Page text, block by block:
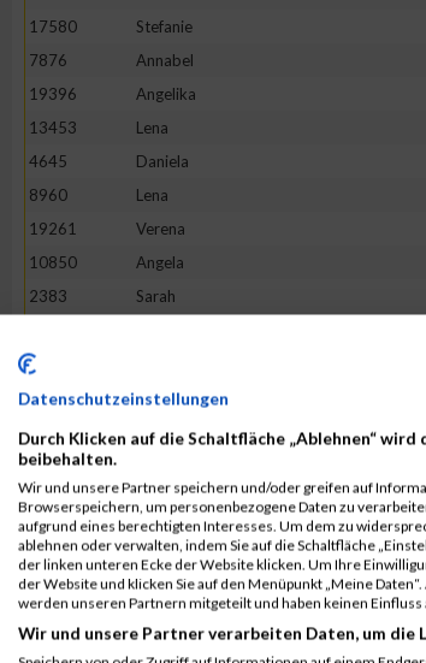
17580
Stefanie
7876
Annabel
19396
Angelika
13453
Lena
4645
Daniela
8960
Lena
19261
Verena
10850
Angela
2383
Sarah
10079
18862
Tineke
18205
Sandra
3475
16268
Lotte
5049
Sabine
7653
Franziska
1380
Jeanne Li
6002
Julia
Datenschutzeinstellungen
Durch Klicken auf die Schaltfläche „Ablehnen“
beibehalten.
Wir und unsere Partner speichern und/oder greifen auf
Browserspeichern, um personenbezogene Daten zu
aufgrund eines berechtigten Interesses. Um dem zu
ablehnen oder verwalten, indem Sie auf die Schaltfläche
der linken unteren Ecke der Website klicken. Um Ihre
der Website und klicken Sie auf den Menüpunkt „Meine
werden unseren Partnern mitgeteilt und haben keinen
Wir und unsere Partner verarbeiten Daten, um die